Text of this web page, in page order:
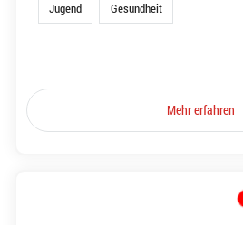
Jugend Gesundheit
Mehr erfahren